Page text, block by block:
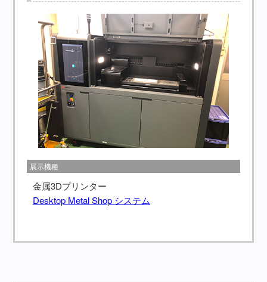
展示機種
金属3Dプリンター
Desktop Metal Shop システム